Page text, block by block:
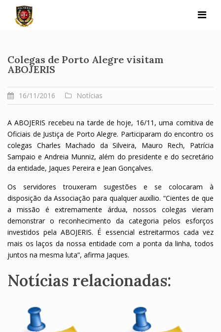
content
Colegas de Porto Alegre visitam
ABOJERIS
16/11/2016 Notícias
A ABOJERIS recebeu na tarde de hoje, 16/11, uma comitiva de
Oficiais de Justiça de Porto Alegre. Participaram do encontro os
colegas Charles Machado da Silveira, Mauro Rech, Patrícia
Sampaio e Andreia Munniz, além do presidente e do secretário
da entidade, Jaques Pereira e Jean Gonçalves.
Os servidores trouxeram sugestões e se colocaram à
disposição da Associação para qualquer auxílio. “Cientes de que
a missão é extremamente árdua, nossos colegas vieram
demonstrar o reconhecimento da categoria pelos esforços
investidos pela ABOJERIS. É essencial estreitarmos cada vez
mais os laços da nossa entidade com a ponta da linha, todos
juntos na mesma luta”, afirma Jaques.
Notícias relacionadas: